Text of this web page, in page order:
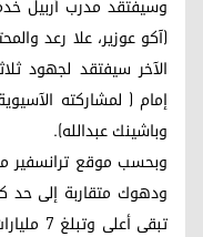
وسيفتقد مدرب أربيل
(آكو عوزير، علا رعد
الآخر سيفتقد لجهود
إمام ( لمشاركته
وباشينك عبدالله).
وبحسب موقع ترانسفير
ودهوك متقاربة إلى حد